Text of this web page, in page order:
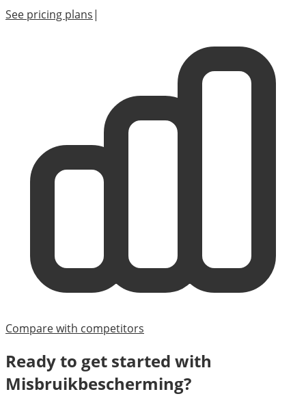
See pricing plans|
Compare with competitors
Ready to get started with
Misbruikbescherming?